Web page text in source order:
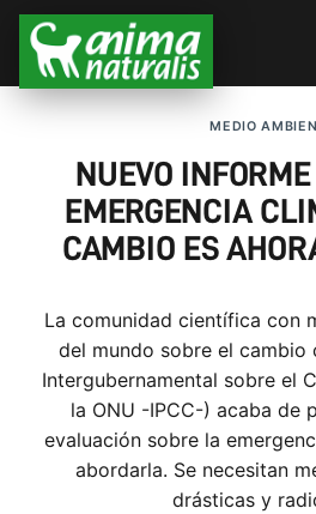
MEDIO
NUEVO
EMERGENCIA
CAMBIO ES
La comunidad científica con
del mundo sobre el cambio
Intergubernamental sobre el
la ONU -IPCC-) acaba de
evaluación sobre la
abordarla. Se necesitan
drásticas y